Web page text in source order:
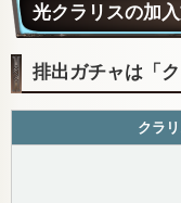
光クラリスの加
排出ガチャは「
クラ